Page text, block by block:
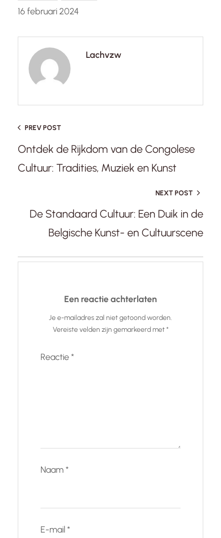
16 februari 2024
Lachvzw
PREV POST
Ontdek de Rijkdom van de Congolese
Cultuur: Tradities, Muziek en Kunst
NEXT POST
De Standaard Cultuur: Een Duik in de
Belgische Kunst- en Cultuurscene
Een reactie achterlaten
Je e-mailadres zal niet getoond worden.
Vereiste velden zijn gemarkeerd met*
Reactie*
Naam*
E-mail*